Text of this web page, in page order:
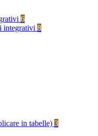
6
integrativi 8
in tabelle) 3